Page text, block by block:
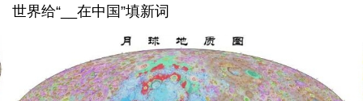
世界给“__在中国”填新词